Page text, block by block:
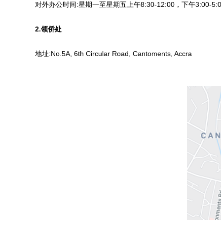
对外办公时间:星期一至星期五上午8:30-12:00，下午3:00-
2.领侨处
地址:No.5A, 6th Circular Road, Cantoments, Accra